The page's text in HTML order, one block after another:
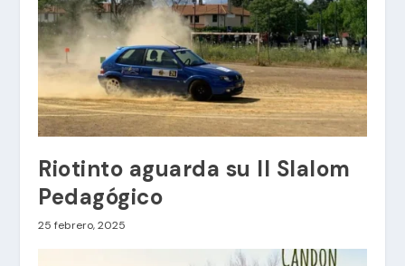
Riotinto aguarda su II Slalom
Pedagógico
25 febrero, 2025